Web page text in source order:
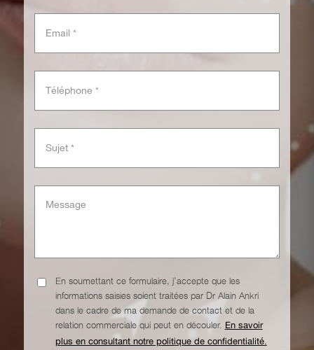
En soumettant ce formulaire, j'accepte que les
informations saisies soient traitées par Dr Alain Ankri
dans le cadre de ma demande de contact et de la
relation commerciale qui peut en découler. En savoir
plus en consultant notre politique de confidentialité.